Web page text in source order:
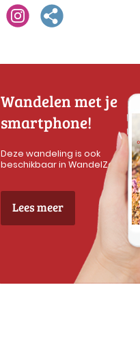
Wandelen met je
smartphone!
Deze wandeling is ook
beschikbaar in WandelZapp
Lees meer